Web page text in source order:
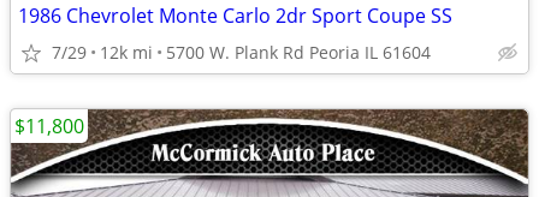
1986 Chevrolet Monte Carlo 2dr Sport Coupe SS
7/29 12k mi 5700 W. Plank Rd Peoria IL 61604
$11,800